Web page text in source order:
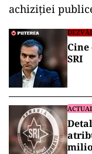
achiziției
Cine
SRI